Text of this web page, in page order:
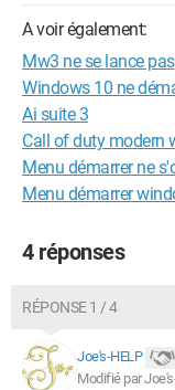
A voir également:
Mw3 ne se lance pas
Windows 10 ne
Ai suite 3
Call of duty modern
Menu démarrer ne
Menu démarrer
4 réponses
RÉPONSE 1 / 4
Joe's-HELP
Modifié par